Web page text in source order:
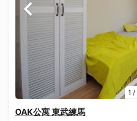
1 /
OAK公寓 東武練馬